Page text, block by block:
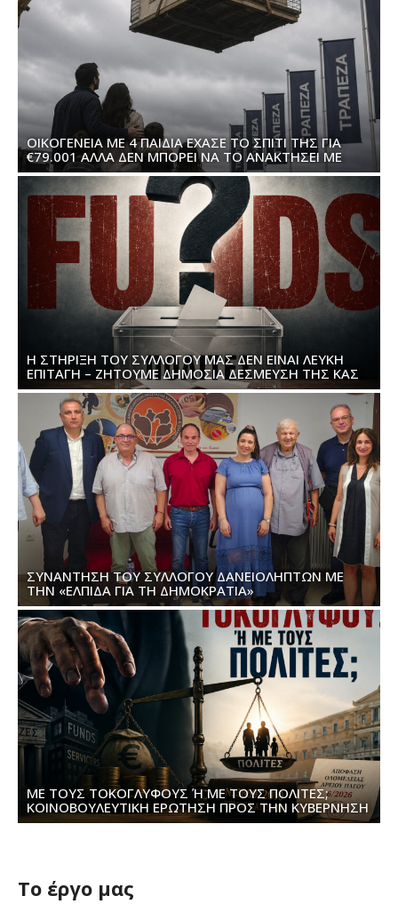
ΟΙΚΟΓΈΝΕΙΑ ΜΕ 4 ΠΑΙΔΙΆ ΈΧΑΣΕ ΤΟ ΣΠΊΤΙ ΤΗΣ ΓΙΑ
€79.001 ΑΛΛΆ ΔΕΝ ΜΠΟΡΕΊ ΝΑ ΤΟ ΑΝΑΚΤΉΣΕΙ ΜΕ
€90.000
Η ΣΤΉΡΙΞΗ ΤΟΥ ΣΥΛΛΌΓΟΥ ΜΑΣ ΔΕΝ ΕΊΝΑΙ ΛΕΥΚΉ
ΕΠΙΤΑΓΉ – ΖΗΤΟΎΜΕ ΔΗΜΌΣΙΑ ΔΈΣΜΕΥΣΗ ΤΗΣ ΚΑΣ
ΜΑΡΊΑΣ ΚΑΡΥΣΤΙΑΝΟΎ ΓΙΑ ΤΑ FUNDS
ΣΥΝΆΝΤΗΣΗ ΤΟΥ ΣΥΛΛΌΓΟΥ ΔΑΝΕΙΟΛΗΠΤΏΝ ΜΕ
ΤΗΝ «ΕΛΠΊΔΑ ΓΙΑ ΤΗ ΔΗΜΟΚΡΑΤΊΑ»
ΜΕ ΤΟΥΣ ΤΟΚΟΓΛΎΦΟΥΣ Ή ΜΕ ΤΟΥΣ ΠΟΛΊΤΕΣ; Κ
ΟΙΝΟΒΟΥΛΕΥΤΙΚΉ ΕΡΏΤΗΣΗ ΠΡΟΣ ΤΗΝ ΚΥΒΈΡΝΗΣΗ
Το έργο μας